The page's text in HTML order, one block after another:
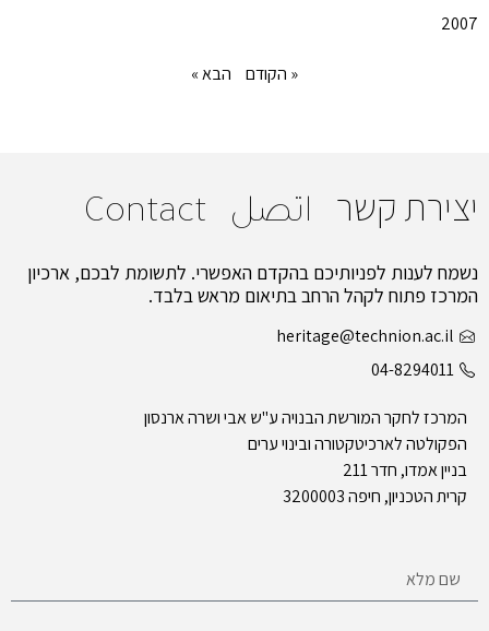
2007
« הקודם הבא »
יצירת קשר اتصل Contact
נשמח לענות לפניותיכם בהקדם האפשרי. לתשומת לבכם, ארכיון
המרכז פתוח לקהל הרחב בתיאום מראש בלבד.
heritage@technion.ac.il
04-8294011
המרכז לחקר המורשת הבנויה ע"ש אבי ושרה ארנסון
הפקולטה לארכיטקטורה ובינוי ערים
בניין אמדו, חדר 211
קרית הטכניון, חיפה 3200003